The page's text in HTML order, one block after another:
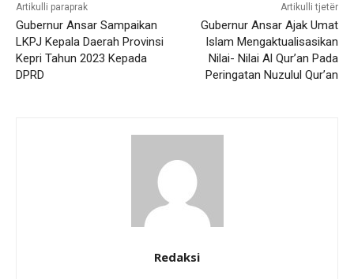
Artikulli paraprak
Gubernur Ansar Sampaikan
LKPJ Kepala Daerah Provinsi
Kepri Tahun 2023 Kepada
DPRD
Artikulli tjetër
Gubernur Ansar Ajak Umat
Islam Mengaktualisasikan
Nilai- Nilai Al Qur’an Pada
Peringatan Nuzulul Qur’an
Redaksi